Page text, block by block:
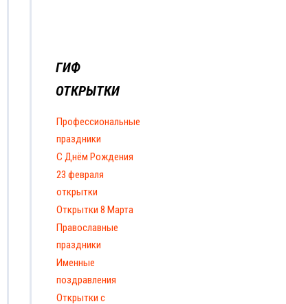
ГИФ
ОТКРЫТКИ
Профессиональные
праздники
С Днём Рождения
23 февраля
открытки
Открытки 8 Марта
Православные
праздники
Именные
поздравления
Открытки с